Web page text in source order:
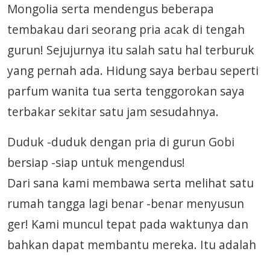
Mongolia serta mendengus beberapa
tembakau dari seorang pria acak di tengah
gurun! Sejujurnya itu salah satu hal terburuk
yang pernah ada. Hidung saya berbau seperti
parfum wanita tua serta tenggorokan saya
terbakar sekitar satu jam sesudahnya.
Duduk -duduk dengan pria di gurun Gobi
bersiap -siap untuk mengendus!
Dari sana kami membawa serta melihat satu
rumah tangga lagi benar -benar menyusun
ger! Kami muncul tepat pada waktunya dan
bahkan dapat membantu mereka. Itu adalah